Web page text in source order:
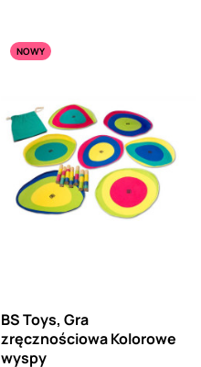
NOWY
BS Toys, Gra
zręcznościowa Kolorowe
wyspy